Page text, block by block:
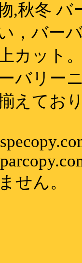
,秋冬 バ
，バー
カット
バリー
えてお
せん。